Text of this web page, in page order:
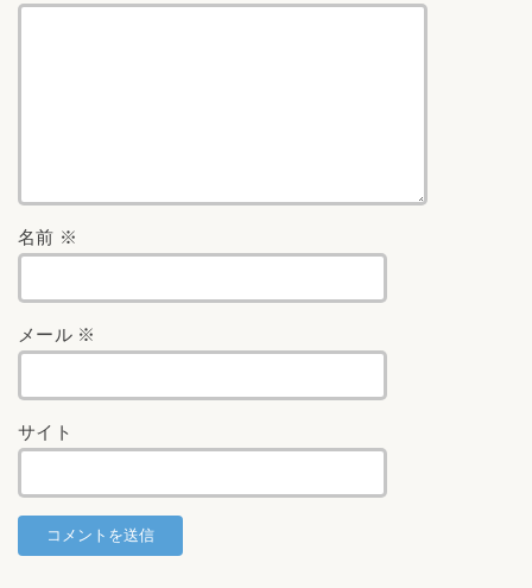
名前 ※
メール ※
サイト